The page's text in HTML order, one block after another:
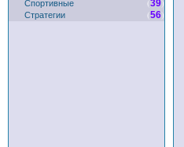
Спортивные
(39)
Стратегии
(56)